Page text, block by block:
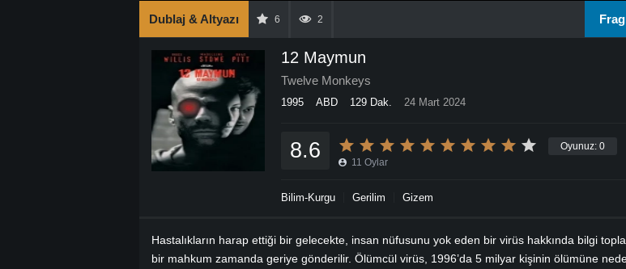
Dublaj & Altyazı 6 2
12 Maymun
Twelve Monkeys
1995 ABD 129 Dak. 24 Mart 2024
Oyunuz: 0
8.6 11 Oylar
Bilim-Kurgu Gerilim Gizem
Hastalıkların harap ettiği bir gelecekte, insan nüfusunu yok eden bir virüs hakkında bilgi
bir mahkum zamanda geriye gönderilir. Ölümcül virüs, 1996’da 5 milyar kişinin ölümüne